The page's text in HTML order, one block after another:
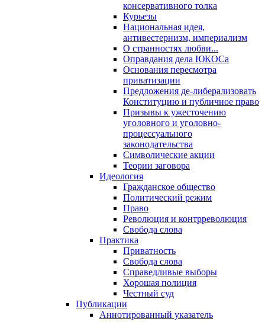
консервативного толка
Курьезы
Национальная идея,
антивестернизм, империализм
О странностях любви...
Оправдания дела ЮКОСа
Основания пересмотра
приватизации
Предложения де-либерализовать
Конституцию и публичное право
Призывы к ужесточению
уголовного и уголовно-
процессуального
законодательства
Символические акции
Теории заговора
Идеология
Гражданское общество
Политический режим
Право
Революция и контрреволюция
Свобода слова
Практика
Приватность
Свобода слова
Справедливые выборы
Хорошая полиция
Честный суд
Публикации
Аннотированный указатель